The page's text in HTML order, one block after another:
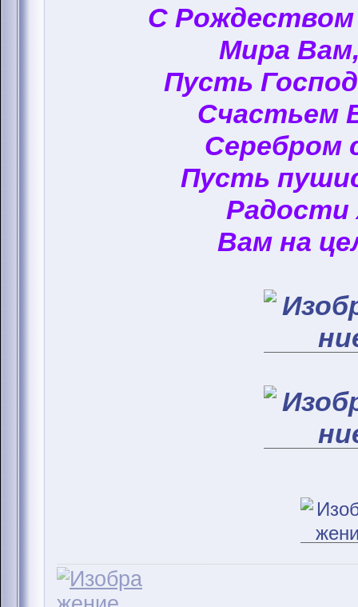
С
Мира
Пусть
Счастьем
Серебром
Пусть
Радости
Вам на